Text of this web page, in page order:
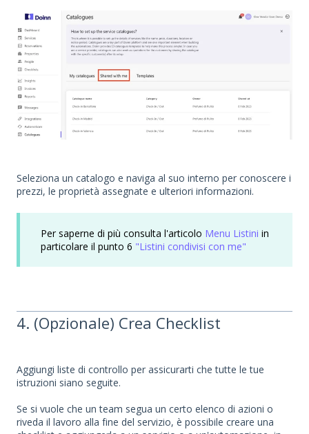
Seleziona un catalogo e naviga al suo interno per conoscere i
prezzi, le proprietà assegnate e ulteriori informazioni.
Per saperne di più consulta l'articolo Menu Listini in
particolare il punto 6 "Listini condivisi con me"
4. (Opzionale) Crea Checklist
Aggiungi liste di controllo per assicurarti che tutte le tue
istruzioni siano seguite.
Se si vuole che un team segua un certo elenco di azioni o
riveda il lavoro alla fine del servizio, è possibile creare una